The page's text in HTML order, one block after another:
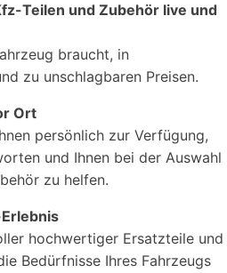
Teilen und Zubehör live und
braucht, in
zu unschlagbaren Preisen.
Ort
persönlich zur Verfügung,
und Ihnen bei der Auswahl
zu helfen.
hochwertiger Ersatzteile und
Bedürfnisse Ihres Fahrzeugs